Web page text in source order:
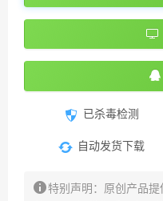
已杀毒检测
自动发货下载
特别声明：原创产品